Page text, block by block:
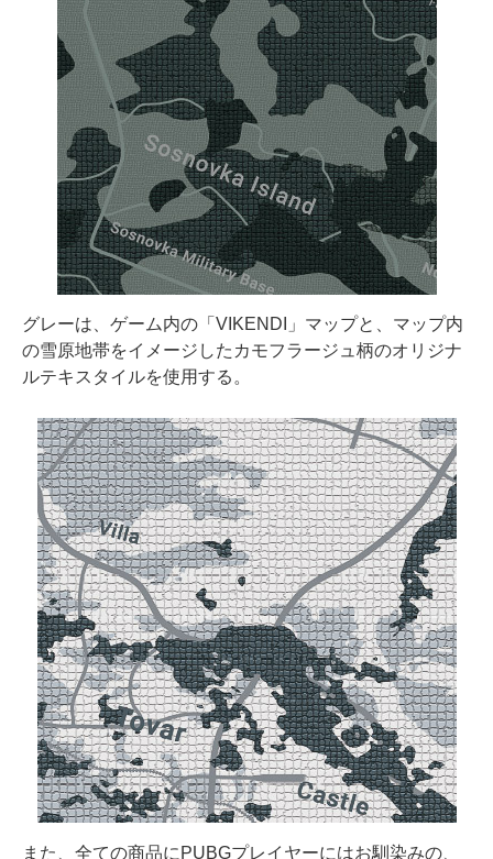
グレーは、ゲーム内の「VIKENDI」マップと、マップ内
の雪原地帯をイメージしたカモフラージュ柄のオリジナ
ルテキスタイルを使用する。
また、全ての商品にPUBGプレイヤーにはお馴染みの、